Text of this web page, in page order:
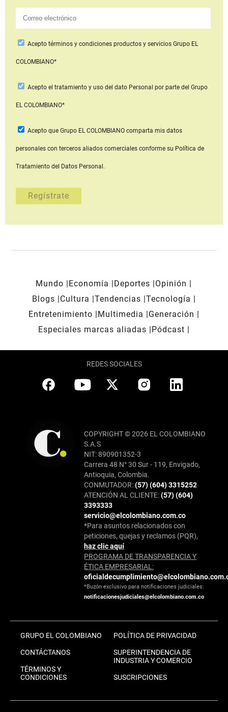
Aceptotérminos y condiciones productos y serviciosGrupo EL
COLOMBIANO*
Acepto el tratamiento y uso del dato Personal por parte del Grupo
EL COLOMBIANO*
Acepto que Grupo EL COLOMBIANOcomparta mis datos
personales con terceros aliados comerciales conforme su Política de
Tratamiento del Datos Personal.
Mundo Economía Deportes
Opinión
Blogs
Cultura Tendencias Tecnología
Entretenimiento
Multimedia
Generación
Especiales marcas aliadas
Pódcast
REDES SOCIALES
COPYRIGHT © 2026 EL COLOMBIANO
S.A.S
NIT: 890901352-3
Carrera 48 N° 30 Sur - 119, Envigado,
Antioquia, Colombia.
CONMUTADOR:(57) (604) 3315252
ATENCIÓN AL CLIENTE:(57) (604)
3393333
servicio@elcolombiano.com.co
*Para asuntos relacionados con
peticiones, quejas y reclamos (PQR),
haz clic aquí
PROGRAMA DE TRANSPARENCIA Y
ÉTICA EMPRESARIAL:
*Buzón exclusivo para notificaciones judiciales:
notificacionesjudiciales@elcolombiano.com.co
GRUPO EL COLOMBIANO
CONTÁCTANOS
TÉRMINOS Y
CONDICIONES
POLÍTICA DE PRIVACIDAD
SUPERINTENDENCIA DE
INDUSTRIA Y COMERCIO
SUSCRIPCIONES